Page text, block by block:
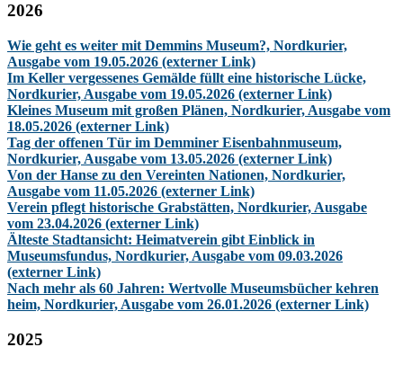
2026
Wie geht es weiter mit Demmins Museum?, Nordkurier,
Ausgabe vom 19.05.2026 (externer Link)
Im Keller vergessenes Gemälde füllt eine historische Lücke,
Nordkurier, Ausgabe vom 19.05.2026 (externer Link)
Kleines Museum mit großen Plänen, Nordkurier, Ausgabe vom
18.05.2026 (externer Link)
Tag der offenen Tür im Demminer Eisenbahnmuseum,
Nordkurier, Ausgabe vom 13.05.2026 (externer Link)
Von der Hanse zu den Vereinten Nationen, Nordkurier,
Ausgabe vom 11.05.2026 (externer Link)
Verein pflegt historische Grabstätten, Nordkurier, Ausgabe
vom 23.04.2026 (externer Link)
Älteste Stadtansicht: Heimatverein gibt Einblick in
Museumsfundus, Nordkurier, Ausgabe vom 09.03.2026
(externer Link)
Nach mehr als 60 Jahren: Wertvolle Museumsbücher kehren
heim, Nordkurier, Ausgabe vom 26.01.2026 (externer Link)
2025